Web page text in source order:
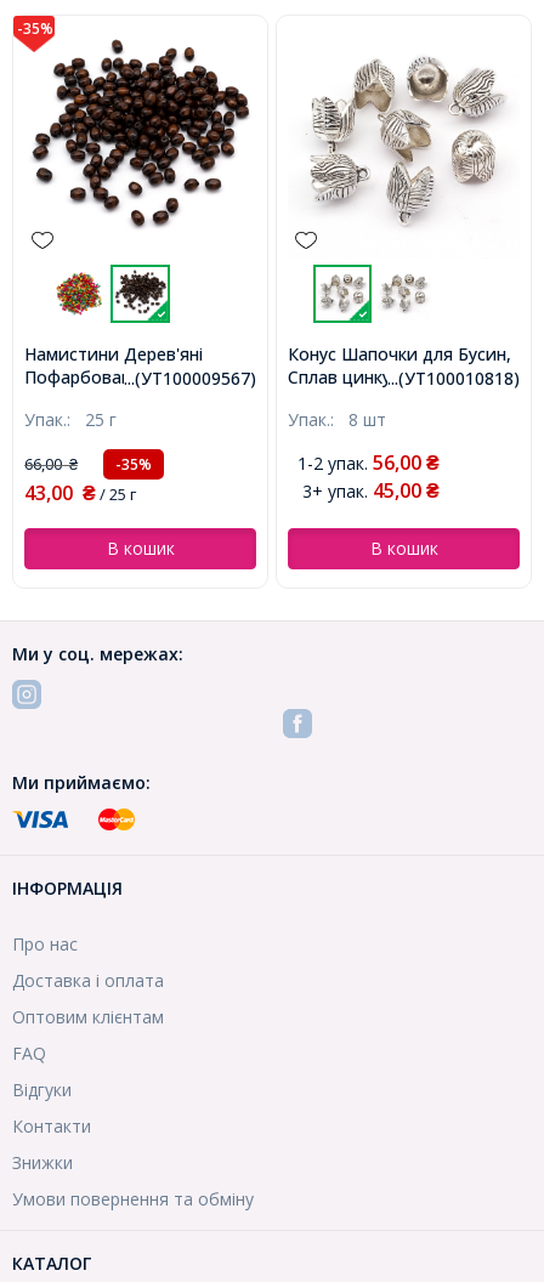
-35%
...(УТ100009567)
Намистини Дерев'яні
Пофарбовані, Овальні,
6x4~5мм, Отвір 2 мм,
близько 380шт/25г,
(УТ100009567)
Упак.: 25 г
66,00₴ -35%
43,00 ₴/ 25 г
В кошик
...(УТ100010818)
Конус Шапочки для Бусин,
Сплав цинку, Квітка,
Отвір 2.5мм, (УТ100010818)
Упак.: 8 шт
1-2 упак. 56,00 ₴
3+ упак. 45,00 ₴
В кошик
Ми у соц. мережах:
Ми приймаємо:
ІНФОРМАЦІЯ
Про нас
Доставка і оплата
Оптовим клієнтам
FAQ
Відгуки
Контакти
Знижки
Умови повернення та обміну
КАТАЛОГ